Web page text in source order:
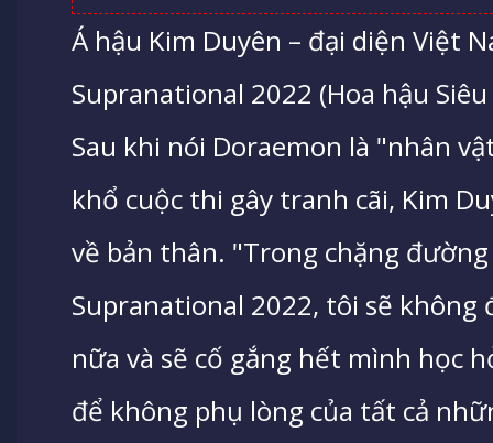
Á hậu Kim Duyên – đại diện Việt
Supranational 2022 (Hoa hậu
Sau khi nói Doraemon là "nhân
khổ cuộc thi gây tranh cãi, Kim
về bản thân. "Trong chặng
Supranational 2022, tôi sẽ không
nữa và sẽ cố gắng hết mình học
để không phụ lòng của tất cả